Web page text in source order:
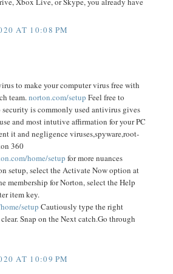
AT 10:08 PM
to make your computer virus free with
team.norton.com/setup Feel free to
security is commonly used antivirus gives
and most intutive affirmation for your PC
it and negligence viruses,spyware,root-
360
home/setup for more nuances
setup, select the Activate Now option at
membership for Norton, select the Help
item key.
setup Cautiously type the right
Snap on the Next catch.Go through
AT 10:09 PM